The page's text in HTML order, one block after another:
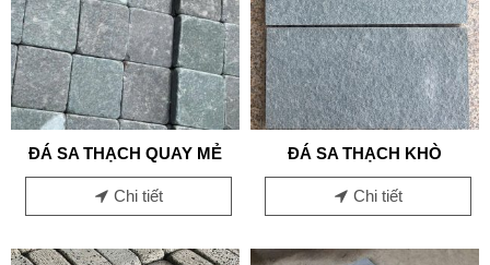
ĐÁ SA THẠCH QUAY MẺ
Chi tiết
ĐÁ SA THẠCH KHÒ
Chi tiết